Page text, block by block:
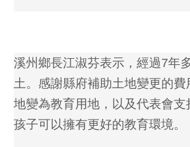
溪州鄉長江淑芬表示，經過7年
土。感謝縣府補助土地變更的費
地變為教育用地，以及代表會支
孩子可以擁有更好的教育環境。